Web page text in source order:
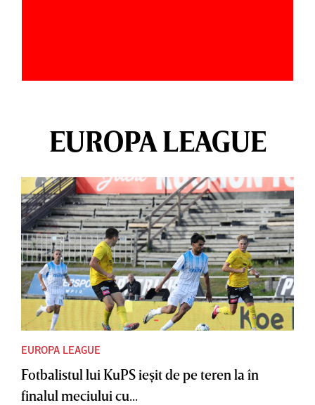
EUROPA LEAGUE
EUROPA LEAGUE
Fotbalistul lui KuPS ieşit de pe teren la în
finalul meciului cu...